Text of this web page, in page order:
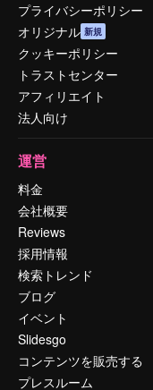
プライバシーポリシー
オリジナル 新規
クッキーポリシー
トラストセンター
アフィリエイト
法人向け
運営
料金
会社概要
Reviews
採用情報
検索トレンド
ブログ
イベント
Slidesgo
コンテンツを販売する
プレスルーム